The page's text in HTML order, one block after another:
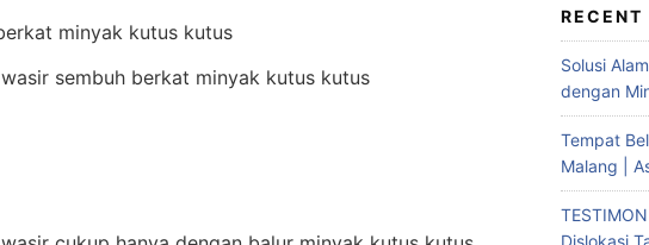
wasir sembuh berkat minyak kutus kutus
RECENT
Solusi
dengan
Tempat
Malang |